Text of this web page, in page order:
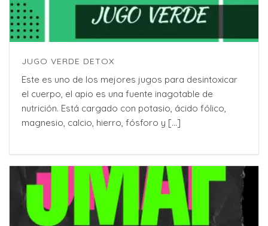
JUGO VERDE DETOX
Este es uno de los mejores jugos para desintoxicar
el cuerpo, el apio es una fuente inagotable de
nutrición. Está cargado con potasio, ácido fólico,
magnesio, calcio, hierro, fósforo y [...]